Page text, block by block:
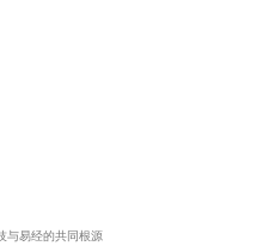
与易经的共同根源